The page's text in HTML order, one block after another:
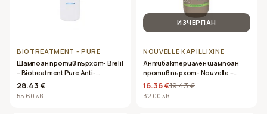
BIOTREATMENT - PURE
Шампоан против пърхот- Brelil
– Biotreatment Pure Anti-
Dandruff Shampoo 250ml
28.43 €
55.60 лв.
ИЗЧЕРПАН
NOUVELLE KAPILLIXINE
Антибактериален шампоан
против пърхот- Nouvelle –
Kapillixine Clean Sense Shampoo
1000ml
16.36 €19.43 €
32.00 лв.